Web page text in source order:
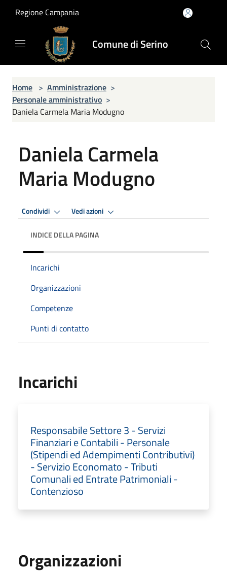
Regione Campania
Comune di Serino
Home > Amministrazione >
Personale amministrativo >
Daniela Carmela Maria Modugno
Daniela Carmela
Maria Modugno
Condividi Vedi azioni
INDICE DELLA PAGINA
Incarichi
Organizzazioni
Competenze
Punti di contatto
Incarichi
Responsabile Settore 3 - Servizi
Finanziari e Contabili - Personale
(Stipendi ed Adempimenti Contributivi)
- Servizio Economato - Tributi
Comunali ed Entrate Patrimoniali -
Contenzioso
Organizzazioni